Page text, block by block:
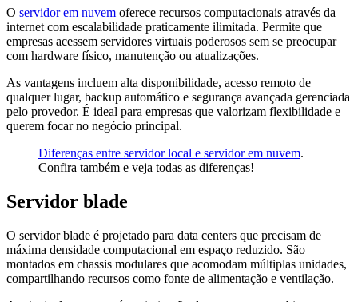
O servidor em nuvem oferece recursos computacionais através da
internet com escalabilidade praticamente ilimitada. Permite que
empresas acessem servidores virtuais poderosos sem se preocupar
com hardware físico, manutenção ou atualizações.
As vantagens incluem alta disponibilidade, acesso remoto de
qualquer lugar, backup automático e segurança avançada gerenciada
pelo provedor. É ideal para empresas que valorizam flexibilidade e
querem focar no negócio principal.
Diferenças entre servidor local e servidor em nuvem.
Confira também e veja todas as diferenças!
Servidor blade
O servidor blade é projetado para data centers que precisam de
máxima densidade computacional em espaço reduzido. São
montados em chassis modulares que acomodam múltiplas unidades,
compartilhando recursos como fonte de alimentação e ventilação.